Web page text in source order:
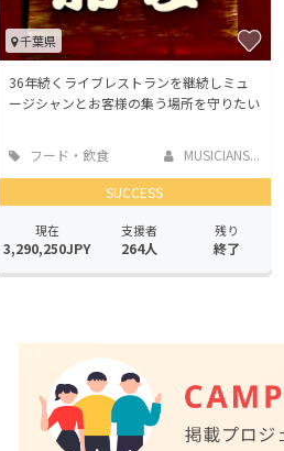
千葉県
36年続くライブレストランを継続しミュ
ージシャンとお客様の集う場所を守りたい
フード・飲食
店
MUSICIANS...
SUCCESS
現在
3,290,250JPY
支援者
264人
残り
終了